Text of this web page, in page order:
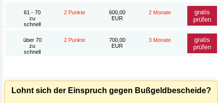
61 - 70
zu
schnell
2 Punkte
600,00
EUR
2 Monate
gratis
prüfen
über 70
zu
schnell
2 Punkte
700,00
EUR
3 Monate
gratis
prüfen
Lohnt sich der Einspruch gegen Bußgeldbescheide?